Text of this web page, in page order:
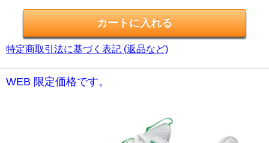
特定商取引法に基づく表記 (返品など)
WEB 限定価格です。